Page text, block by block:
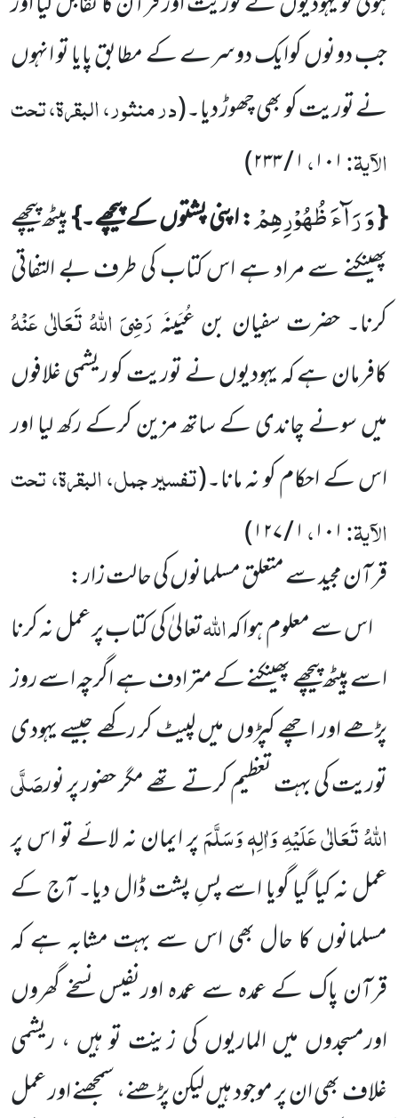
جب دونوں کوایک دوسرے کے مطابق پایا تو انہوں
نے توریت کو بھی چھوڑ دیا۔(در منثور، البقرۃ، تحت
الآیۃ:۱۰۱،۱ / ۲۳۳
)
{وَ رَآءَ ظُهُوْرِهِمْ: اپنی پشتوں کے پیچھے۔}پیٹھ پیچھے
پھینکنے سے مراد ہے اس کتاب کی طرف بے التفاتی
کرنا۔ حضرتسفیان بن عُیَینَہرَضِیَ اللہُ تَعَالٰی عَنْہُ
کافرمان ہے کہ یہودیوں نے توریت کو ریشمی غلافوں
میں سونے چاندی کے ساتھ مزینکرکے رکھ لیا اور
اس کے احکام کو نہ مانا۔(تفسیر جمل، البقرۃ، تحت
الآیۃ:۱۰۱،۱ / ۱۲۷
)
قرآن مجید سے متعلق مسلمانوں کی حالت زار:
اس سے معلوم ہوا کہاللہتعالیٰ کی کتاب پر عمل نہ کرنا
اسے پیٹھ پیچھے پھینکنے کے مترادف ہے اگرچہ اسے روز
پڑھے اور اچھے کپڑوں میں لپیٹ کر رکھے جیسے یہودی
توریت کی بہت تعظیم کرتے تھے مگر حضور پر نورصَلَّی
اللہُ تَعَالٰی عَلَیْہِ وَاٰلِہٖ وَسَلَّمَپر ایمان نہ لائے تو اس پر
عمل نہ کیا گیا گویا اسے پسِ پشت ڈال دیا۔ آج کے
مسلمانوں کا حال بھی اس سے بہت مشابہہے کہ
قرآن پاک کے عمدہ سے عمدہ اورنفیس نسخے گھروں
اورمسجدوں میں الماریوں کی زینت تو ہیں ، ریشمی
غلاف بھی ان پر موجود ہیں لیکن پڑھنے، سمجھنے اور عمل